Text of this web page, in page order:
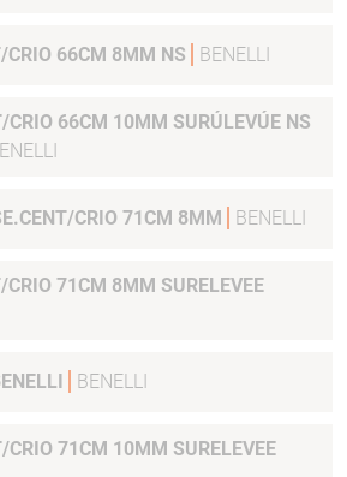
CRIO 66CM 8MM NS BENELLI
CRIO 66CM 10MM SURÚLEVÚE NS
CRIO 71CM 8MM BENELLI
CRIO 71CM 8MM SURELEVEE
BENELLI
CRIO 71CM 10MM SURELEVEE